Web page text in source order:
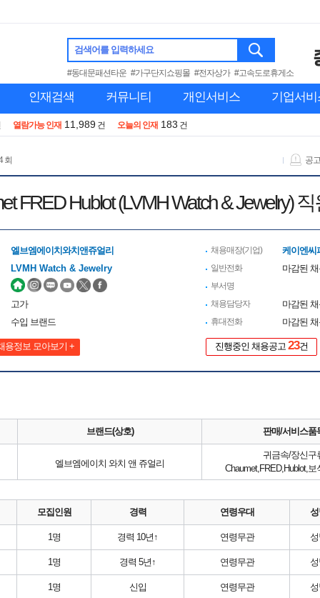
검색어를 입력하세요
#동대문패션타운 #가구단지쇼핑몰 #전자상가 #고속도로휴게소
인재검색 커뮤니티 개인서비스 기업서비
열람가능 인재 11,989 건 오늘의 인재 183 건
회 공
FRED Hublot (LVMH Watch & Jewelry)
엘브엠에이치와치앤쥬얼리
LVMH Watch & Jewelry
고가
수입 브랜드
용정보 모아보기 +
채용매장(기업) 케이엔씨
일반전화 마감된
부서명
채용담당자
마감된
휴대전화 마감된
진행중인 채용공고 23건
브랜드(상호) 판매/서비스품
엘브엠에이치 와치 앤 쥬얼리
귀금속/장신구
Chaumet,FRED,Hublot,
모집인원 경력 연령우대
1명 경력 10년↑ 연령무관
1명 경력 5년↑ 연령무관
1명 신입 연령무관